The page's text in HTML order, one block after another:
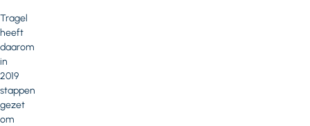
Tragel
heeft
daarom
in
2019
stappen
gezet
om